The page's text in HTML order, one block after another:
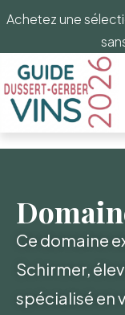
Achetez une
Ce domaine
Schirmer,
spécialisé en